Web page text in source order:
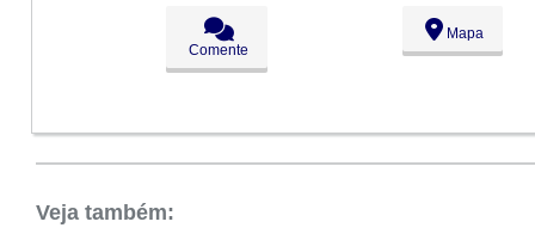
09:00 - 18:00
09:00 - 18:00
09:00 - 18:00
Comente
Mapa
Veja também: